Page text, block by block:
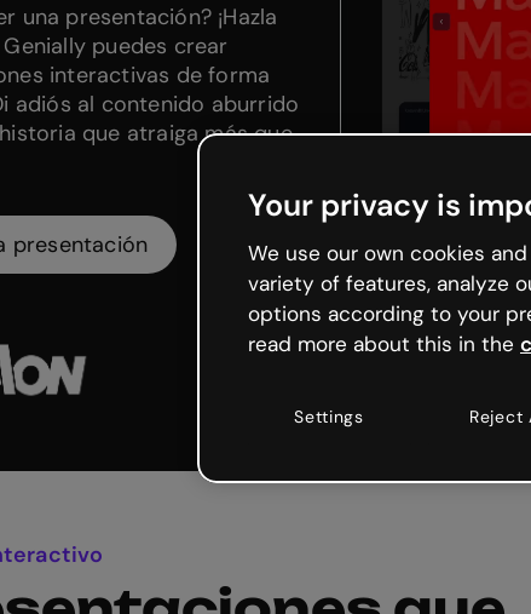
una presentación? ¡Hazla
puedes crear
interactivas de forma
adiós al contenido aburrido
que atraiga más que
presentación
Your privacy is
We use our own cookies
variety of features, analyze
options according to your
read more about this in the
Settings Reject